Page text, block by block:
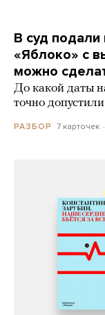
В суд подали
«Яблоко» с
можно
До какой даты
точно
РАЗБОР 7 карточек